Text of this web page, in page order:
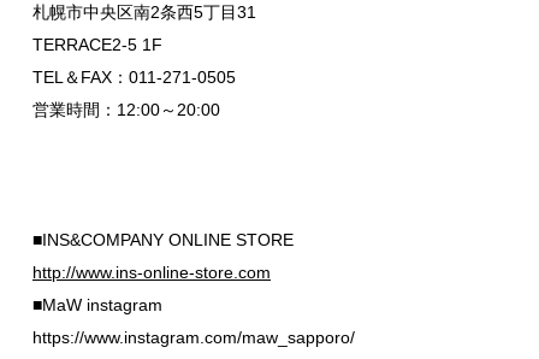
札幌市中央区南2条西5丁目31
TERRACE2-5 1F
TEL＆FAX：011-271-0505
営業時間：12:00～20:00
■INS&COMPANY ONLINE STORE
http://www.ins-online-store.com
■MaW instagram
https://www.instagram.com/maw_sapporo/